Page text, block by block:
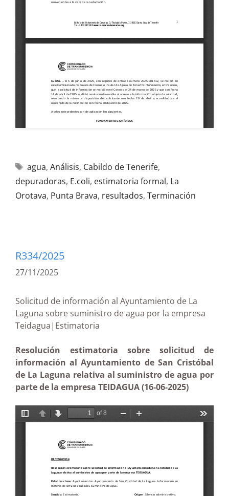
agua, Análisis, Cabildo de Tenerife,
depuradoras, E.coli, estimatoria formal, La
Orotava, Punta Brava, resultados, Terminación
R334/2025
27/11/2025
Solicitud de información al Ayuntamiento de La
Laguna sobre suministro de agua por la empresa
Teidagua|Estimatoria
Resolución estimatoria sobre solicitud de
información al Ayuntamiento de San Cristóbal
de La Laguna relativa al suministro de agua por
parte de la empresa TEIDAGUA (16-06-2025)